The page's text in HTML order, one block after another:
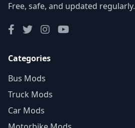
Free, safe, and updated regularly.
Categories
Bus Mods
Truck Mods
Car Mods